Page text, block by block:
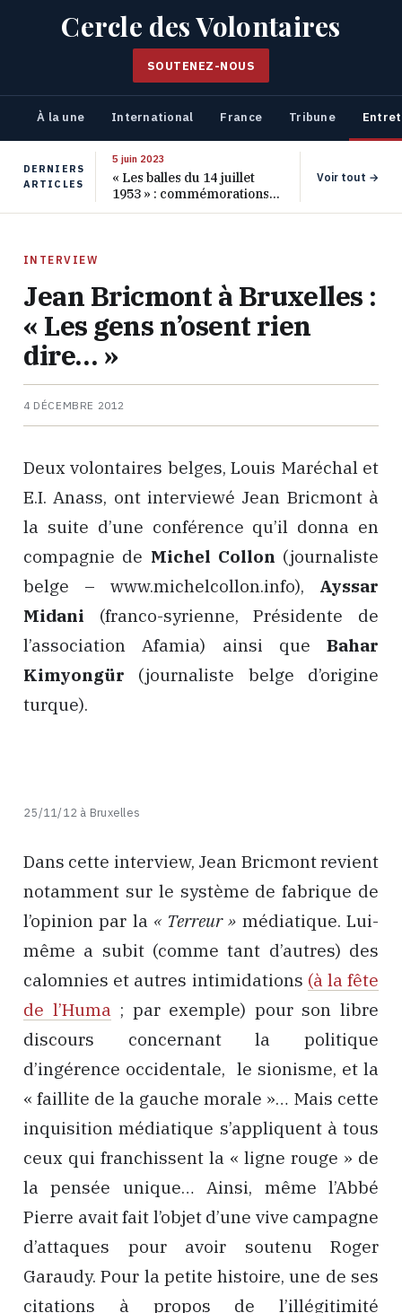
Cercle des Volontaires
SOUTENEZ-NOUS
À la une International France Tribune
DERNIERS
ARTICLES
5 juin 2023
« Les balles du 14 juillet
1953 » : commémorations
pour les 70 ans de ce
Voir tout →
INTERVIEW
Jean Bricmont à Bruxelles :
« Les gens n’osent rien
dire… »
4 DÉCEMBRE 2012
Deux volontaires belges, Louis Maréchal et
E.I. Anass, ont interviewé Jean Bricmont à
la suite d’une conférence qu’il donna en
compagnie de Michel Collon (journaliste
belge – www.michelcollon.info), Ayssar
Midani (franco-syrienne, Présidente de
l’association Afamia) ainsi que Bahar
Kimyongür (journaliste belge d’origine
turque).
25/11/12 à Bruxelles
Dans cette interview, Jean Bricmont revient
notamment sur le système de fabrique de
l’opinion par la « Terreur » médiatique. Lui-
même a subit (comme tant d’autres) des
calomnies et autres intimidations (à la fête
de l’Huma; par exemple) pour son libre
discours concernant la politique
d’ingérence occidentale, le sionisme, et la
« faillite de la gauche morale »… Mais cette
inquisition médiatique s’appliquent à tous
ceux qui franchissent la « ligne rouge » de
la pensée unique… Ainsi, même l’Abbé
Pierre avait fait l’objet d’une vive campagne
d’attaques pour avoir soutenu Roger
Garaudy. Pour la petite histoire, une de ses
citations à propos de l’illégitimité